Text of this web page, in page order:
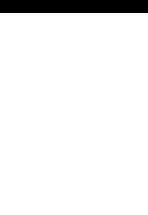
b
o
t
d
g